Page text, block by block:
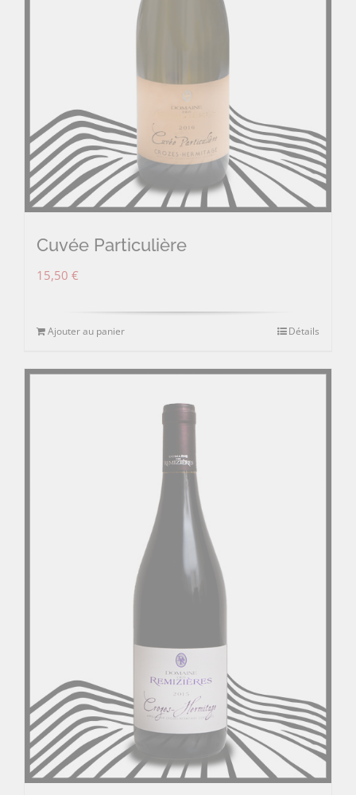
Cuvée Particulière
15,50 €
Ajouter au panier Détails